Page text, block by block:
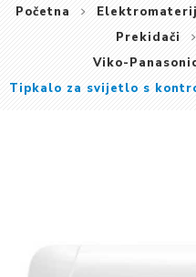
Početna
Prekidači
Viko-
Tipkalo za svijetlo s